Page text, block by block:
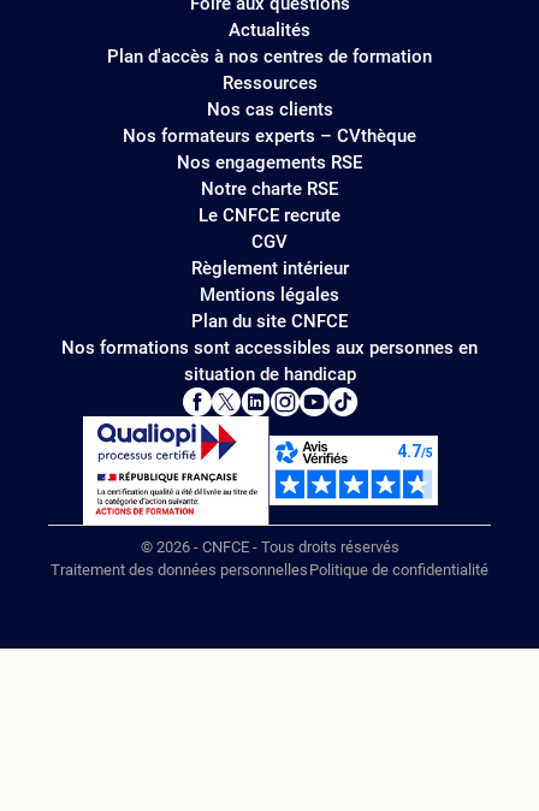
Actualités
Plan d'accès à nos centres de formation
Ressources
Nos cas clients
Nos formateurs experts – CVthèque
Nos engagements RSE
Notre charte RSE
Le CNFCE recrute
CGV
Règlement intérieur
Mentions légales
Plan du site CNFCE
Nos formations sont accessibles aux personnes en
situation de handicap
© 2026 - CNFCE - Tous droits réservés
Traitement des données personnelles Politique de confidentialité